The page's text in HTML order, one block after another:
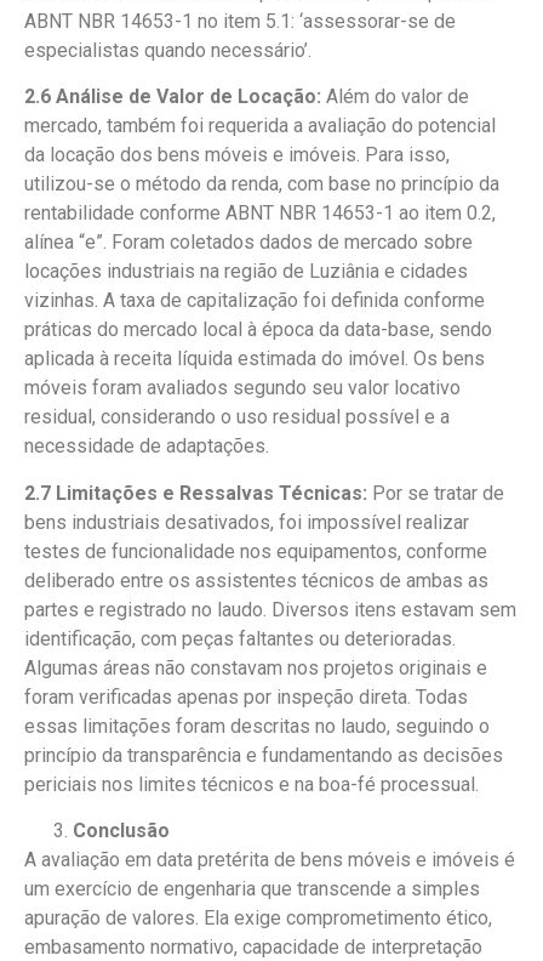
ABNT NBR 14653-1 no item 5.1: ‘assessorar-se de
especialistas quando necessário’.
2.6 Análise de Valor de Locação: Além do valor de
mercado, também foi requerida a avaliação do potencial
da locação dos bens móveis e imóveis. Para isso,
utilizou-se o método da renda, com base no princípio da
rentabilidade conforme ABNT NBR 14653-1 ao item 0.2,
alínea “e”. Foram coletados dados de mercado sobre
locações industriais na região de Luziânia e cidades
vizinhas. A taxa de capitalização foi definida conforme
práticas do mercado local à época da data-base, sendo
aplicada à receita líquida estimada do imóvel. Os bens
móveis foram avaliados segundo seu valor locativo
residual, considerando o uso residual possível e a
necessidade de adaptações.
2.7 Limitações e Ressalvas Técnicas: Por se tratar de
bens industriais desativados, foi impossível realizar
testes de funcionalidade nos equipamentos, conforme
deliberado entre os assistentes técnicos de ambas as
partes e registrado no laudo. Diversos itens estavam sem
identificação, com peças faltantes ou deterioradas.
Algumas áreas não constavam nos projetos originais e
foram verificadas apenas por inspeção direta. Todas
essas limitações foram descritas no laudo, seguindo o
princípio da transparência e fundamentando as decisões
periciais nos limites técnicos e na boa-fé processual.
Conclusão
A avaliação em data pretérita de bens móveis e imóveis é
um exercício de engenharia que transcende a simples
apuração de valores. Ela exige comprometimento ético,
embasamento normativo, capacidade de interpretação